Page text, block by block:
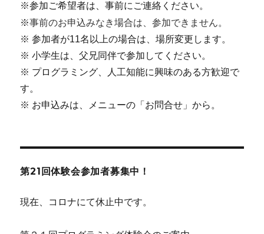
※参加ご希望者は、事前にご連絡ください。
※事前のお申込みなき場合は、参加できません。
※ 参加者が11名以上の場合は、場所変更します。
※ 小学生は、父兄同伴で参加してください。
※ プログラミング、人工知能に興味のある方歓迎で
す。
※ お申込みは、メニューの「お問合せ」から。
第21回体験会参加者募集中！
現在、コロナにて休止中です。